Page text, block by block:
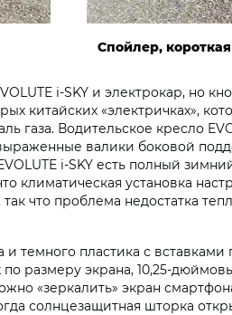
Спойлер,
i‑SKY и электрокар, но
китайских «электричках»,
газа. Водительское кресло
валики боковой
i‑SKY есть полный
установка
что проблема недостатка
темного пластика с
размеру экрана, 10,25-
«зеркалить» экран
солнцезащитная шторка